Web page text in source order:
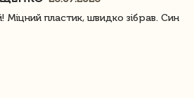
Міцний пластик, швидко зібрав. Син